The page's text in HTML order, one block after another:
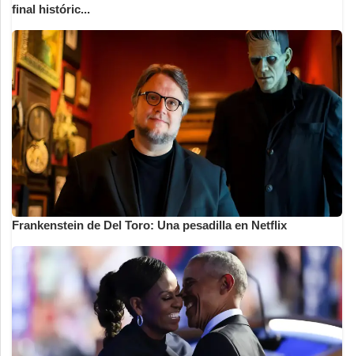
final históric...
Frankenstein de Del Toro: Una pesadilla en Netflix